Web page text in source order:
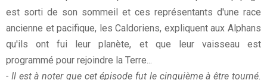
est sorti de son sommeil et ces représentants d'une race
ancienne et pacifique, les Caldoriens, expliquent aux Alphans
qu'ils ont fui leur planète, et que leur vaisseau est
programmé pour rejoindre la Terre...
- Il est à noter que cet épisode fut le cinquième à être tourné.